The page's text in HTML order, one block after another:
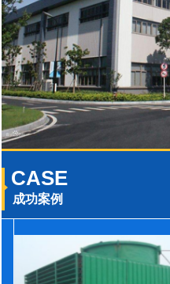
CASE
成功案例